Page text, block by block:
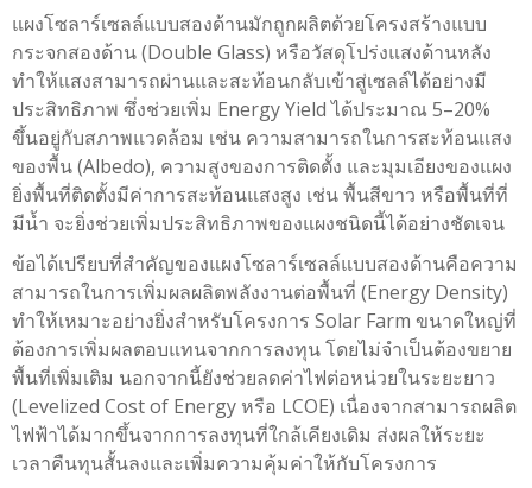
แผงโซลาร์เซลล์แบบสองด้านมักถูกผลิตด้วยโครงสร้างแบบ
กระจกสองด้าน (Double Glass) หรือวัสดุโปร่งแสงด้านหลัง
ทำให้แสงสามารถผ่านและสะท้อนกลับเข้าสู่เซลล์ได้อย่างมี
ประสิทธิภาพ ซึ่งช่วยเพิ่ม Energy Yield ได้ประมาณ 5–20%
ขึ้นอยู่กับสภาพแวดล้อม เช่น ความสามารถในการสะท้อนแสง
ของพื้น (Albedo), ความสูงของการติดตั้ง และมุมเอียงของแผง
ยิ่งพื้นที่ติดตั้งมีค่าการสะท้อนแสงสูง เช่น พื้นสีขาว หรือพื้นที่ที่
มีน้ำ จะยิ่งช่วยเพิ่มประสิทธิภาพของแผงชนิดนี้ได้อย่างชัดเจน
ข้อได้เปรียบที่สำคัญของแผงโซลาร์เซลล์แบบสองด้านคือความ
สามารถในการเพิ่มผลผลิตพลังงานต่อพื้นที่ (Energy Density)
ทำให้เหมาะอย่างยิ่งสำหรับโครงการ Solar Farm ขนาดใหญ่ที่
ต้องการเพิ่มผลตอบแทนจากการลงทุน โดยไม่จำเป็นต้องขยาย
พื้นที่เพิ่มเติม นอกจากนี้ยังช่วยลดค่าไฟต่อหน่วยในระยะยาว
(Levelized Cost of Energy หรือ LCOE) เนื่องจากสามารถผลิต
ไฟฟ้าได้มากขึ้นจากการลงทุนที่ใกล้เคียงเดิม ส่งผลให้ระยะ
เวลาคืนทุนสั้นลงและเพิ่มความคุ้มค่าให้กับโครงการ